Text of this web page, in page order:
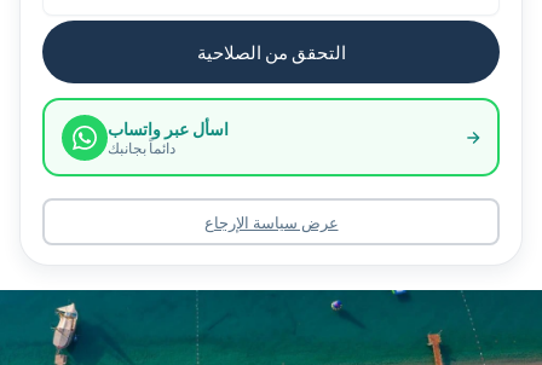
التحقق من الصلاحية
اسأل عبر واتساب
دائماً بجانبك
عرض سياسة الإرجاع